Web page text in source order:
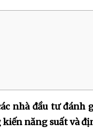
nhà đầu tư đánh
kiến năng suất và